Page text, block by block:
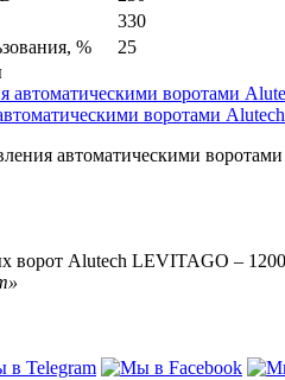
330
%
25
воротами
автоматическими
ворот Alutech LEVITAGO –